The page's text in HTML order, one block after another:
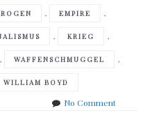
, EMPIRE ,
, KRIEG ,
, WAFFENSCHMUGGEL ,
WILLIAM BOYD
No Commenton